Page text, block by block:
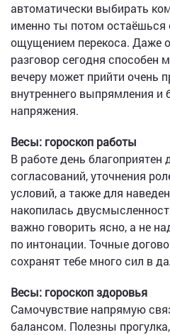
автоматически выбирать
именно ты потом остаёшься
ощущением перекоса. Даже
разговор сегодня способен
вечеру может прийти очень
внутреннего выпрямления и
напряжения.
Весы: гороскоп работы
В работе день благоприятен
согласований, уточнения
условий, а также для
накопилась
важно говорить ясно, а не
по интонации. Точные
сохранят тебе много сил в
Весы: гороскоп здоровья
Самочувствие напрямую
балансом. Полезны